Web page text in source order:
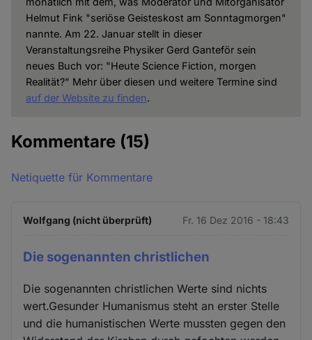
Helmut Fink "seriöse Geisteskost am Sonntagmorgen"
nannte. Am 22. Januar stellt in dieser
Veranstaltungsreihe Physiker Gerd Ganteför sein
neues Buch vor: "Heute Science Fiction, morgen
Realität?" Mehr über diesen und weitere Termine sind
auf der Website zu finden.
Kommentare (15)
Netiquette für Kommentare
Wolfgang (nicht überprüft) Fr. 16 Dez 2016 - 18:43
Die sogenannten christlichen
Die sogenannten christlichen Werte sind nichts
wert.Gesunder Humanismus steht an erster Stelle
und die humanistischen Werte mussten gegen den